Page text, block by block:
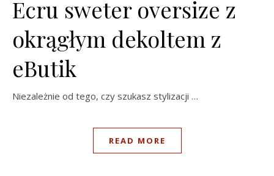
Ecru sweter oversize z
okrągłym dekoltem z
eButik
Niezależnie od tego, czy szukasz stylizacji …
READ MORE